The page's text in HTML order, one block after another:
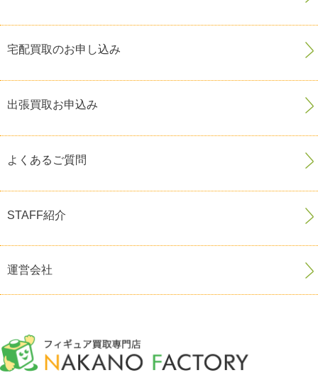
宅配買取のお申し込み
出張買取お申込み
よくあるご質問
STAFF紹介
運営会社